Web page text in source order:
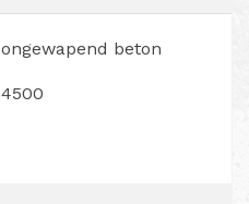
ongewapend beton
4500